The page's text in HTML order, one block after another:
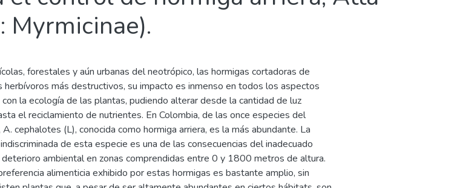
Myrmicinae).
forestales y aún urbanas del neotrópico, las hormigas cortadoras de
herbívoros más destructivos, su impacto es inmenso en todos los aspectos
la ecología de las plantas, pudiendo alterar desde la cantidad de luz
el reciclamiento de nutrientes. En Colombia, de las once especies del
cephalotes (L), conocida como hormiga arriera, es la más abundante. La
de esta especie es una de las consecuencias del inadecuado
ambiental en zonas comprendidas entre 0 y 1800 metros de altura.
alimenticia exhibido por estas hormigas es bastante amplio, sin